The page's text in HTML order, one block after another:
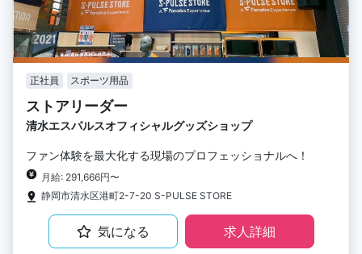
正社員 スポーツ用品
ストアリーダー
清水エスパルスオフィシャルグッズショップ
ファン体験を最大化する現場のプロフェッショナルへ！
月給: 291,666円〜
静岡市清水区港町2-7-20 S-PULSE STORE
気になる 求人詳細